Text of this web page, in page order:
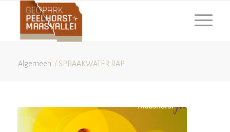
Algemeen / SPRAAKWATER RAP